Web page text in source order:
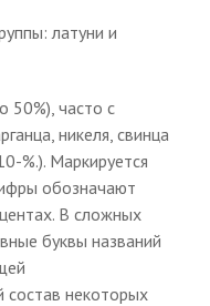
латуни и
50%), часто с
никеля, свинца
%.). Маркируется
обозначают
В сложных
буквы названий
состав некоторых